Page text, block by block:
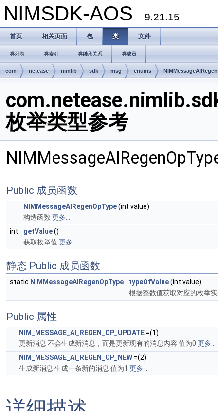
NIMSDK-AOS 9.21.15
首页 相关页面 包 类 文件
类列表 类索引 类继承关系 类成员
com netease nimlib sdk msg enums
枚举类型参考
Public 成员函数
NIMMessageAIRegenOpType(int value)
构造函数 更多...
int
getValue()
获取枚举值 更多...
静态 Public 成员函数
static NIMMessageAIRegenOpType typeOfValue(int value)
根据整数值获取对应的枚举
Public 属性
NIM_MESSAGE_AI_REGEN_OP_UPDATE =(1)
更新消息 不会生成新消息，而是更新现有的消息内容 值为0 更多...
NIM_MESSAGE_AI_REGEN_OP_NEW =(2)
生成新消息 生成一条新的消息 值为1 更多...